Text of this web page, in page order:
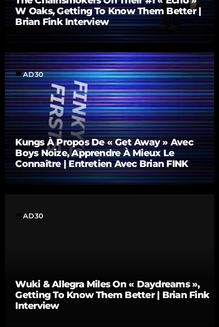
W Oaks, Getting To Know Them Better |
Brian Fink Interview
labelAD30
Kungs À Propos De « Get Away » Avec
Boys Noize, Apprendre À Mieux Le
Connaître | Entretien Avec Brian FINK
AD30
Wuki & Allegra Miles On « Daydreams »,
Getting To Know Them Better | Brian Fink
Interview